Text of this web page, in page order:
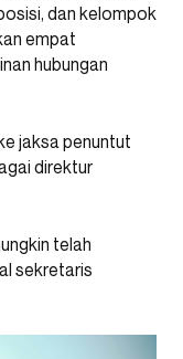
dan kelompok
empat
hubungan
jaksa penuntut
direktur
telah
sekretaris